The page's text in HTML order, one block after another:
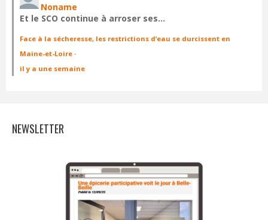
Noname
Et le SCO continue à arroser ses…
Face à la sécheresse, les restrictions d’eau se durcissent en
Maine-et-Loire ·
il y a une semaine
NEWSLETTER